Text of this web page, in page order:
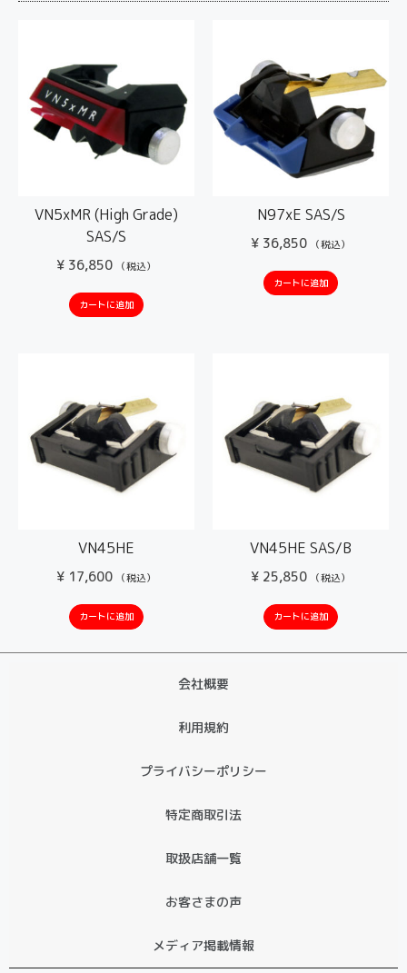
VN5xMR (High Grade)
SAS/S
¥ 36,850 （税込）
カートに追加
N97xE SAS/S
¥ 36,850 （税込）
カートに追加
VN45HE
¥ 17,600 （税込）
カートに追加
VN45HE SAS/B
¥ 25,850 （税込）
カートに追加
会社概要
利用規約
プライバシーポリシー
特定商取引法
取扱店舗一覧
お客さまの声
メディア掲載情報